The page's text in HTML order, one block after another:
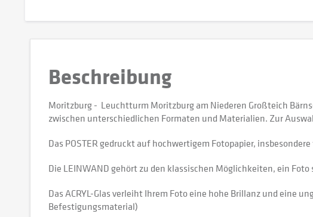
Beschreibung
Moritzburg - Leuchtturm Moritzburg am Niederen Großteich
zwischen unterschiedlichen Formaten und Materialien. Zur
Das POSTER gedruckt auf hochwertigem Fotopapier,
Die LEINWAND gehört zu den klassischen Möglichkeiten, ein
Das ACRYL-Glas verleiht Ihrem Foto eine hohe Brillanz und eine
Befestigungsmaterial)